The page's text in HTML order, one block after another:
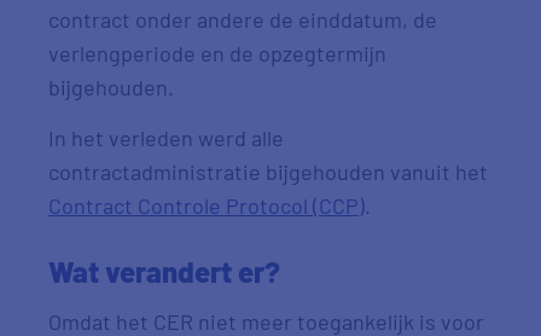
contract onder andere de einddatum, de
verlengperiode en de opzegtermijn
bijgehouden.
In het verleden werd alle
contractadministratie bijgehouden vanuit het
Contract Controle Protocol (CCP).
Wat verandert er?
Omdat het CER niet meer toegankelijk is voor